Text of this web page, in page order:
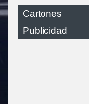
Cartones
Publicidad